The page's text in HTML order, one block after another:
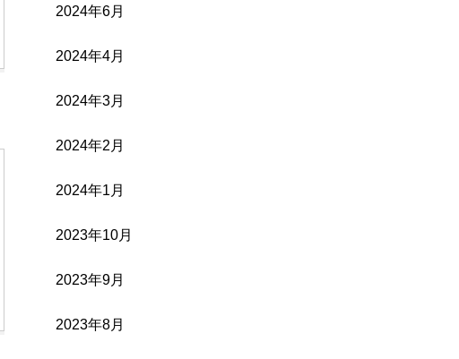
2024年6月
2024年4月
2024年3月
2024年2月
2024年1月
2023年10月
2023年9月
2023年8月